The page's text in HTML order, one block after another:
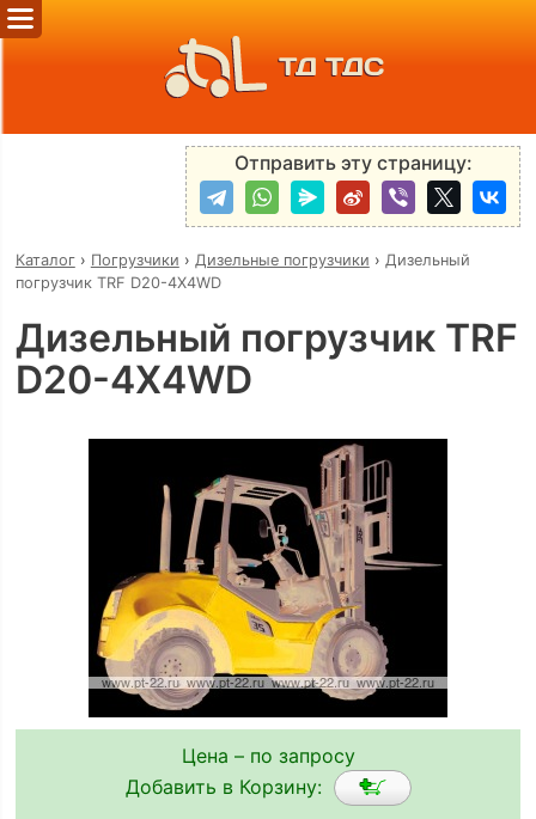
ТД ТДС
Отправить эту страницу:
Каталог› Погрузчики › Дизельные погрузчики › Дизельный
погрузчик TRF D20-4X4WD
Дизельный погрузчик TRF
D20-4X4WD
Цена – по запросу
Добавить в Корзину: